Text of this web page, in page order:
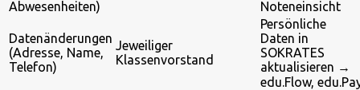
Abwesenheiten)
Noteneinsicht
Datenänderungen
(Adresse, Name,
Telefon)
Jeweiliger
Klassenvorstand
Persönliche
Daten in
SOKRATES
aktualisieren →
edu.Flow,